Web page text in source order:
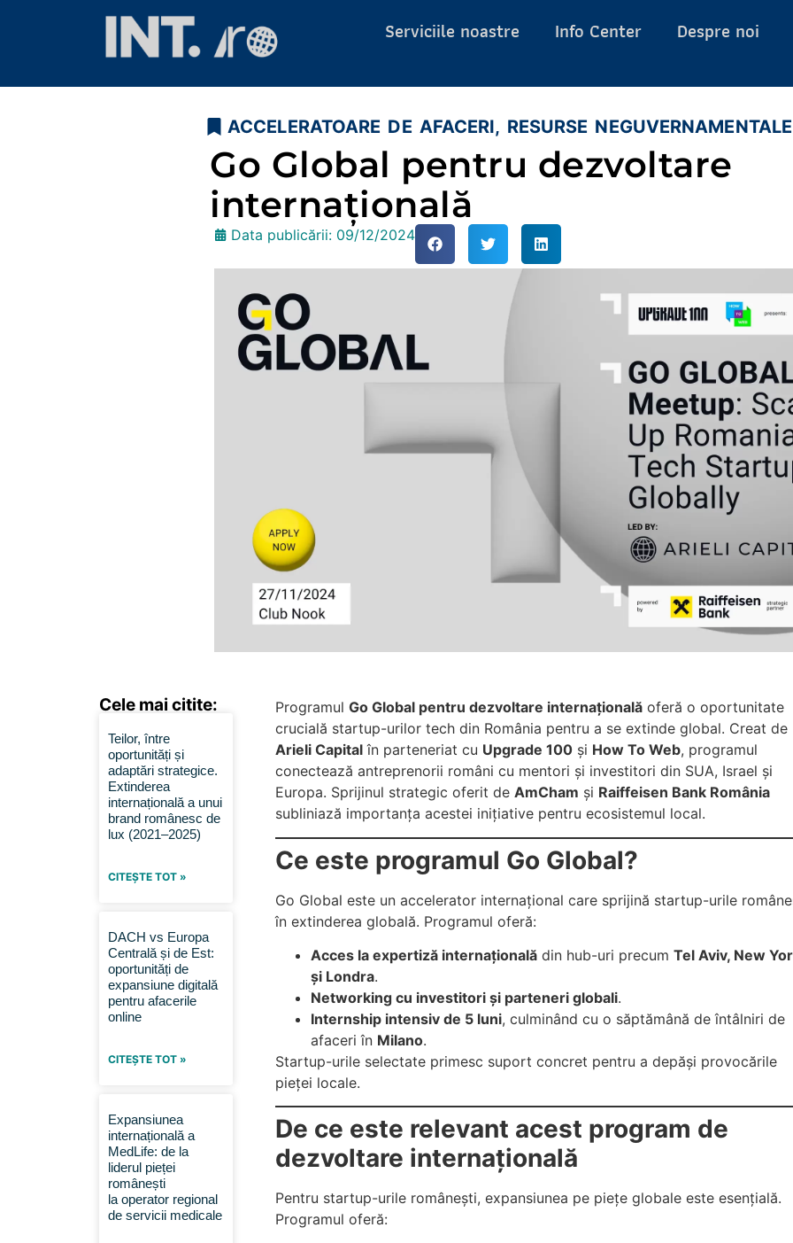
Serviciile noastre Info Center Despre noi
ACCELERATOARE DE AFACERI, RESURSE NEGUVERNAMENTALE
Go Global pentru dezvoltare
internațională
Data publicării: 09/12/2024
Cele mai citite:
Teilor, între
oportunități și
adaptări strategice.
Extinderea
internațională a unui
brand românesc de
lux (2021–2025)
CITEȘTE TOT »
DACH vs Europa
Centrală și de Est:
oportunități de
expansiune digitală
pentru afacerile
online
CITEȘTE TOT »
Expansiunea
internațională a
MedLife: de la
liderul pieței
românești
la operator regional
de servicii medicale
Programul Go Global pentru dezvoltare internaționalăoferă o oportunitate
crucială startup-urilor tech din România pentru a se extinde global. Creat de
Arieli Capitalîn parteneriat cu Upgrade 100și How To Web, programul
conectează antreprenorii români cu mentori și investitori din SUA, Israel și
Europa. Sprijinul strategic oferit de AmCham și Raiffeisen Bank România
subliniază importanța acestei inițiative pentru ecosistemul local.
Ce este programul Go Global?
Go Global este un accelerator internațional care sprijină startup-urile
în extinderea globală. Programul oferă:
Acces la expertiză internaționalădin hub-uri precum Tel Aviv, New
și Londra.
Networking cu investitori și parteneri globali.
Internship intensiv de 5 luni, culminând cu o săptămână de întâlniri de
afaceri în Milano.
Startup-urile selectate primesc suport concret pentru a depăși provocările
pieței locale.
De ce este relevant acest program de
dezvoltare internațională
Pentru startup-urile românești, expansiunea pe piețe globale este esențială.
Programul oferă: